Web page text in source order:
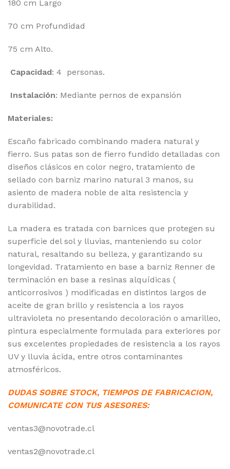
180 cm Largo
70 cm Profundidad
75 cm Alto.
Capacidad: 4 personas.
Instalación: Mediante pernos de expansión
Materiales:
Escaño fabricado combinando madera natural y
fierro. Sus patas son de fierro fundido detalladas con
diseños clásicos en color negro, tratamiento de
sellado con barniz marino natural 3 manos, su
asiento de madera noble de alta resistencia y
durabilidad.
La madera es tratada con barnices que protegen su
superficie del sol y lluvias, manteniendo su color
natural, resaltando su belleza, y garantizando su
longevidad. Tratamiento en base a barniz Renner de
terminación en base a resinas alquídicas (
anticorrosivos ) modificadas en distintos largos de
aceite de gran brillo y resistencia a los rayos
ultravioleta no presentando decoloración o amarilleo,
pintura especialmente formulada para exteriores por
sus excelentes propiedades de resistencia a los rayos
UV y lluvia ácida, entre otros contaminantes
atmosféricos.
DUDAS SOBRE STOCK, TIEMPOS DE FABRICACION,
COMUNICATE CON TUS ASESORES:
ventas3@novotrade.cl
ventas2@novotrade.cl